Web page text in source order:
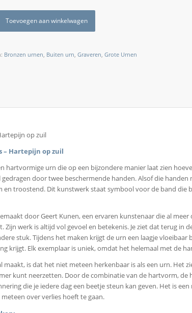
Toevoegen aan winkelwagen
Bronzen urnen, Buiten urn,Graveren,Grote Urnen
op zuil
– Hartepijn op zuil
hartvormige urn die op een bijzondere manier laat zien
door twee beschermende handen. Alsof die handen
en troostend. Dit kunstwerk staat symbool voor de band die
door Geert Kunen, een ervaren kunstenaar die al
Zijn werk is altijd vol gevoel en betekenis. Je ziet dat terug in
stuk. Tijdens het maken krijgt de urn een laagje vloeibaar
krijgt. Elk exemplaar is uniek, omdat het helemaal met de
maakt, is dat het niet meteen herkenbaar is als een urn. Het
kunt neerzetten. Door de combinatie van de hartvorm,
die je iedere dag een beetje steun kan geven. Het is
over verlies hoeft te gaan.